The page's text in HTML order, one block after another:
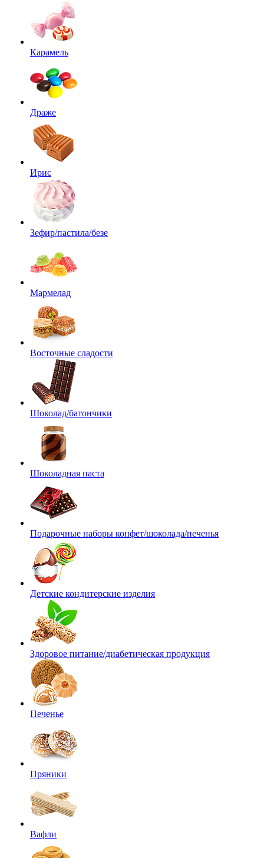
Карамель
Драже
Ирис
Зефир/пастила/безе
Мармелад
Восточные сладости
Шоколад/батончики
Шоколадная паста
Подарочные наборы конфет/шоколада/печенья
Детские кондитерские изделия
Здоровое питание/диабетическая продукция
Печенье
Пряники
Вафли